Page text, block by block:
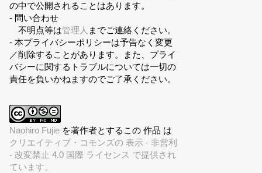
の中で公開されることはあります。
- 問い合わせ
不明点等は管理人 までご連絡ください。
- 本プライバシーポリシーは予告なく変更
／削除することがあります。また、プライ
バシーに関するトラブルについては一切の
責任を負いかねますのでご了承ください。
Naohiro Fujie を著作者とするこの 作品 は
クリエイティブ・コモンズの 表示 - 非営利
- 改変禁止 4.0 国際 ライセンス で提供され
ています。